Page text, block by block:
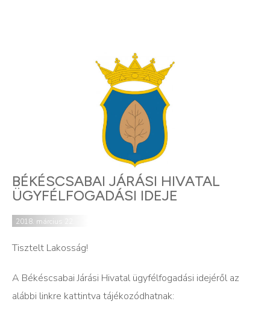
BÉKÉSCSABAI JÁRÁSI HIVATAL
ÜGYFÉLFOGADÁSI IDEJE
2018. március 22.
Tisztelt Lakosság!
A Békéscsabai Járási Hivatal ügyfélfogadási idejéről az
alábbi linkre kattintva tájékozódhatnak: